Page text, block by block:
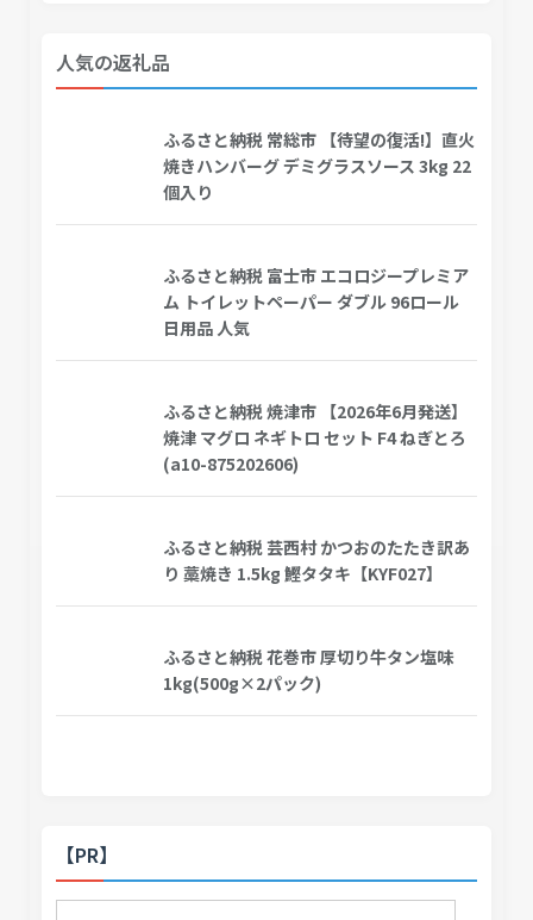
人気の返礼品
ふるさと納税 常総市 【待望の復活!】直火
焼きハンバーグ デミグラスソース 3kg 22
個入り
ふるさと納税 富士市 エコロジープレミア
ム トイレットペーパー ダブル 96ロール
日用品 人気
ふるさと納税 焼津市 【2026年6月発送】
焼津 マグロ ネギトロ セット F4 ねぎとろ
(a10-875202606)
ふるさと納税 芸西村 かつおのたたき訳あ
り 藁焼き 1.5kg 鰹タタキ【KYF027】
ふるさと納税 花巻市 厚切り牛タン塩味
1kg(500g×2パック)
【PR】